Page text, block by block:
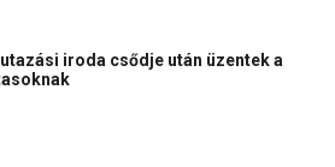
iroda csődje után üzentek a